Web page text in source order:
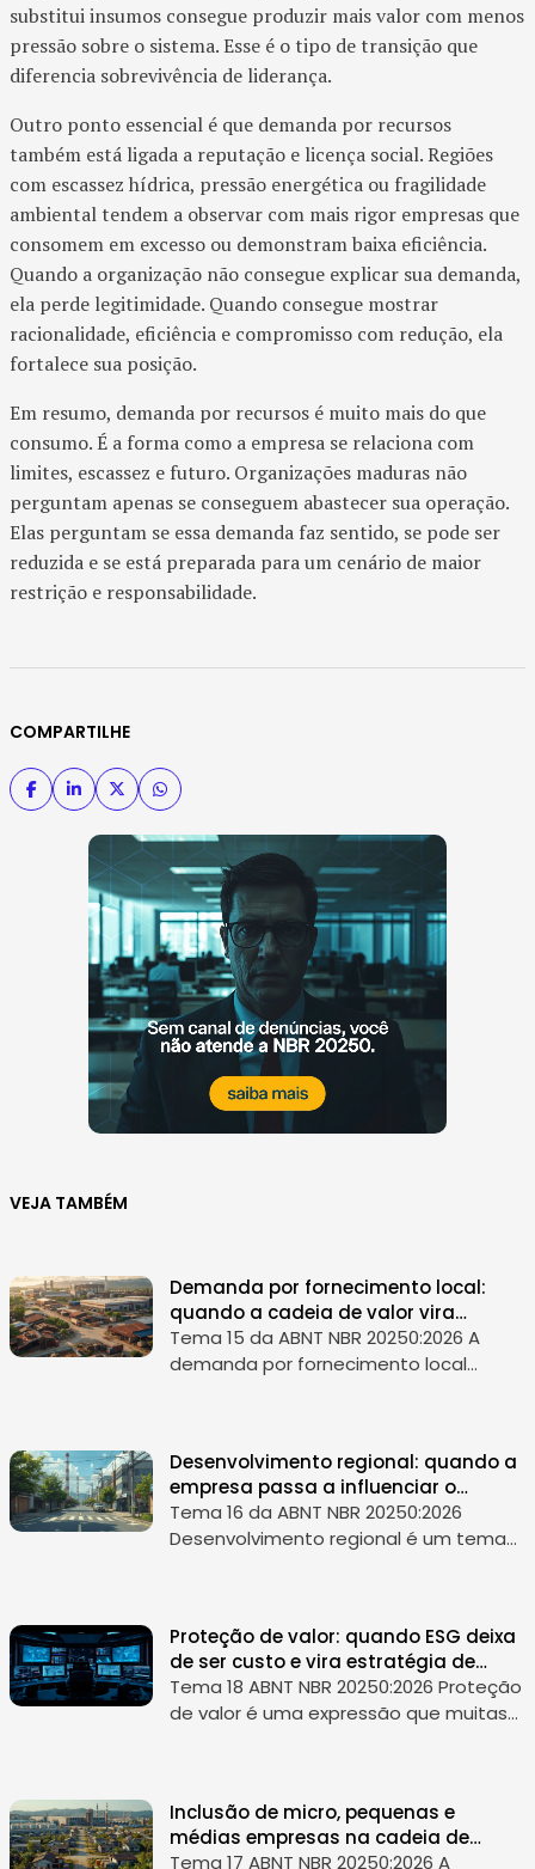
substitui insumos consegue produzir mais valor com menos
pressão sobre o sistema. Esse é o tipo de transição que
diferencia sobrevivência de liderança.
Outro ponto essencial é que demanda por recursos
também está ligada a reputação e licença social. Regiões
com escassez hídrica, pressão energética ou fragilidade
ambiental tendem a observar com mais rigor empresas que
consomem em excesso ou demonstram baixa eficiência.
Quando a organização não consegue explicar sua demanda,
ela perde legitimidade. Quando consegue mostrar
racionalidade, eficiência e compromisso com redução, ela
fortalece sua posição.
Em resumo, demanda por recursos é muito mais do que
consumo. É a forma como a empresa se relaciona com
limites, escassez e futuro. Organizações maduras não
perguntam apenas se conseguem abastecer sua operação.
Elas perguntam se essa demanda faz sentido, se pode ser
reduzida e se está preparada para um cenário de maior
restrição e responsabilidade.
COMPARTILHE
VEJA TAMBÉM
Demanda por fornecimento local:
quando a cadeia de valor vira
estratégia territorial
Tema 15 da ABNT NBR 20250:2026 A
demanda por fornecimento local
do entorno...
Desenvolvimento regional: quando a
empresa passa a influenciar o
crescimento do entorno
Tema 16 da ABNT NBR 20250:2026
Desenvolvimento regional é um tema
empresa...
Proteção de valor: quando ESG deixa
de ser custo e vira estratégia de
preservação do negócio
Tema 18 ABNT NBR 20250:2026 Proteção
de valor é uma expressão que muitas
Inclusão de micro, pequenas e
médias empresas na cadeia de
valor: quando ESG deixa de ser
Tema 17 ABNT NBR 20250:2026 A